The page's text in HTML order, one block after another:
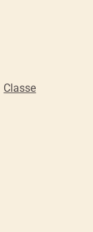
Classe